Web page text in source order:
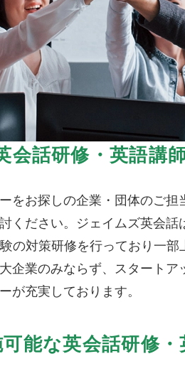
会話研修・英語講
をお探しの企業・団体のご
ください。ジェイムズ英会
の対策研修を行っており一
企業のみならず、スタート
が充実しております。
能な英会話研修